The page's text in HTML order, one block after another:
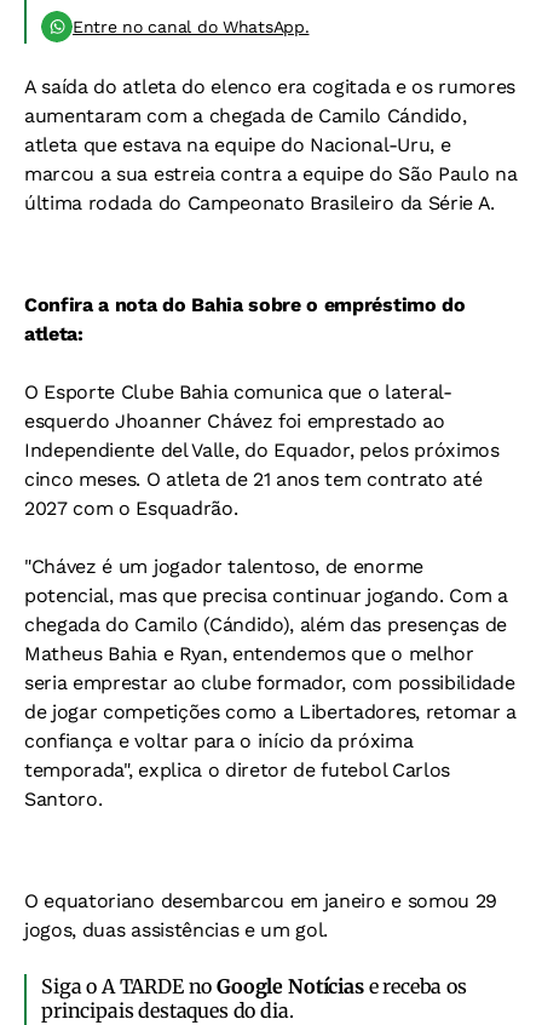
Entre no canal do WhatsApp.
A saída do atleta do elenco era cogitada e os rumores
aumentaram com a chegada de Camilo Cándido,
atleta que estava na equipe do Nacional-Uru, e
marcou a sua estreia contra a equipe do São Paulo na
última rodada do Campeonato Brasileiro da Série A.
Confira a nota do Bahia sobre o empréstimo do
atleta:
O Esporte Clube Bahia comunica que o lateral-
esquerdo Jhoanner Chávez foi emprestado ao
Independiente del Valle, do Equador, pelos próximos
cinco meses. O atleta de 21 anos tem contrato até
2027 com o Esquadrão.
"Chávez é um jogador talentoso, de enorme
potencial, mas que precisa continuar jogando. Com a
chegada do Camilo (Cándido), além das presenças de
Matheus Bahia e Ryan, entendemos que o melhor
seria emprestar ao clube formador, com possibilidade
de jogar competições como a Libertadores, retomar a
confiança e voltar para o início da próxima
temporada", explica o diretor de futebol Carlos
Santoro.
O equatoriano desembarcou em janeiro e somou 29
jogos, duas assistências e um gol.
Siga o A TARDE noGoogle Notíciase receba os
principais destaques do dia.